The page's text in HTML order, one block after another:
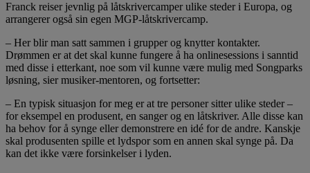
Franck reiser jevnlig på låtskrivercamper ulike steder i Europa, og
arrangerer også sin egen MGP-låtskrivercamp.
– Her blir man satt sammen i grupper og knytter kontakter.
Drømmen er at det skal kunne fungere å ha onlinesessions i sanntid
med disse i etterkant, noe som vil kunne være mulig med Songparks
løsning, sier musiker-mentoren, og fortsetter:
– En typisk situasjon for meg er at tre personer sitter ulike steder –
for eksempel en produsent, en sanger og en låtskriver. Alle disse kan
ha behov for å synge eller demonstrere en idé for de andre. Kanskje
skal produsenten spille et lydspor som en annen skal synge på. Da
kan det ikke være forsinkelser i lyden.